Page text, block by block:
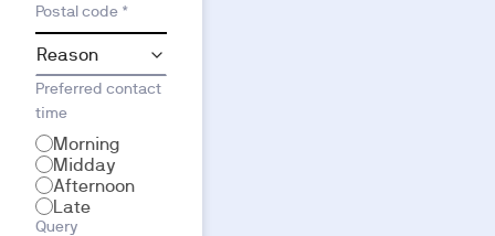
Postal code *
Preferred contact
time
Morning
Midday
Afternoon
Late
Query